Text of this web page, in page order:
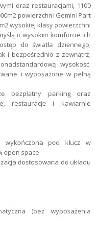
oraz restauracjami, 1100
powierzchni Gemini Part
wysokiej klasy powierzchni
o wysokim komforcie ich
do światła dziennego,
i bezpośrednio z zewnątrz,
wysokość.
i wyposażone w pełną
bezpłatny parking oraz
restauracje i kawiarnie
wykończona pod klucz w
open space.
dostosowana do układu
(bez wyposażenia